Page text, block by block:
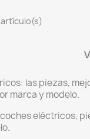
artículo(s)
las piezas,
marca y modelo.
eléctricos,